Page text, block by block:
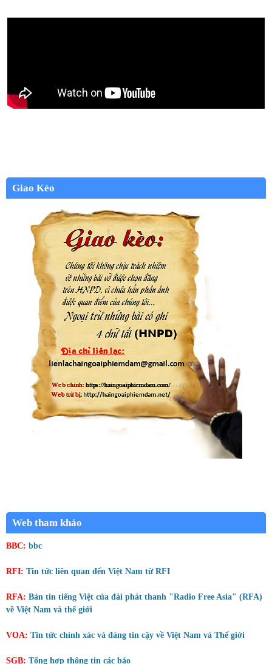
Giao Kèo
Web tham khảo
BBC: bbc
RFI: Tin tức liên quan đến Việt Nam từ RFI
RFA: Bản tin tiếng Việt của đài phát thanh "Radio Free Asia" (RFA)
về Việt Nam và thế giới
VOA: Tin tức chính xác và đáng tin cậy về Việt Nam và Thế giới
SGB: Tổng hợp thông tin các báo